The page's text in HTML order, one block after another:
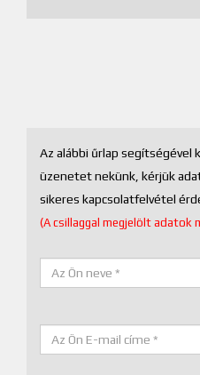
Az alábbi űrlap segítségével
üzenetet nekünk, kérjük
sikeres kapcsolatfelvétel
(A csillaggal megjelölt adatok